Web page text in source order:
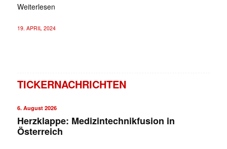
Weiterlesen
19. APRIL 2024
TICKERNACHRICHTEN
6. August 2026
Herzklappe: Medizintechnikfusion in
Österreich